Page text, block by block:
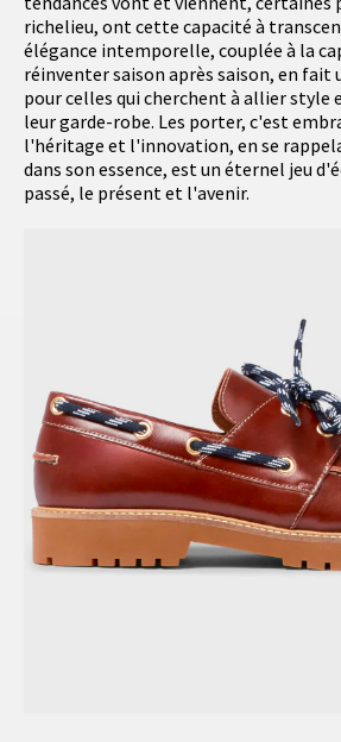
richelieu, ont cette capacité à
élégance intemporelle, couplée à la
réinventer saison après saison, en fait
pour celles qui cherchent à allier style
leur garde-robe. Les porter, c'est
l'héritage et l'innovation, en se
dans son essence, est un éternel jeu
passé, le présent et l'avenir.